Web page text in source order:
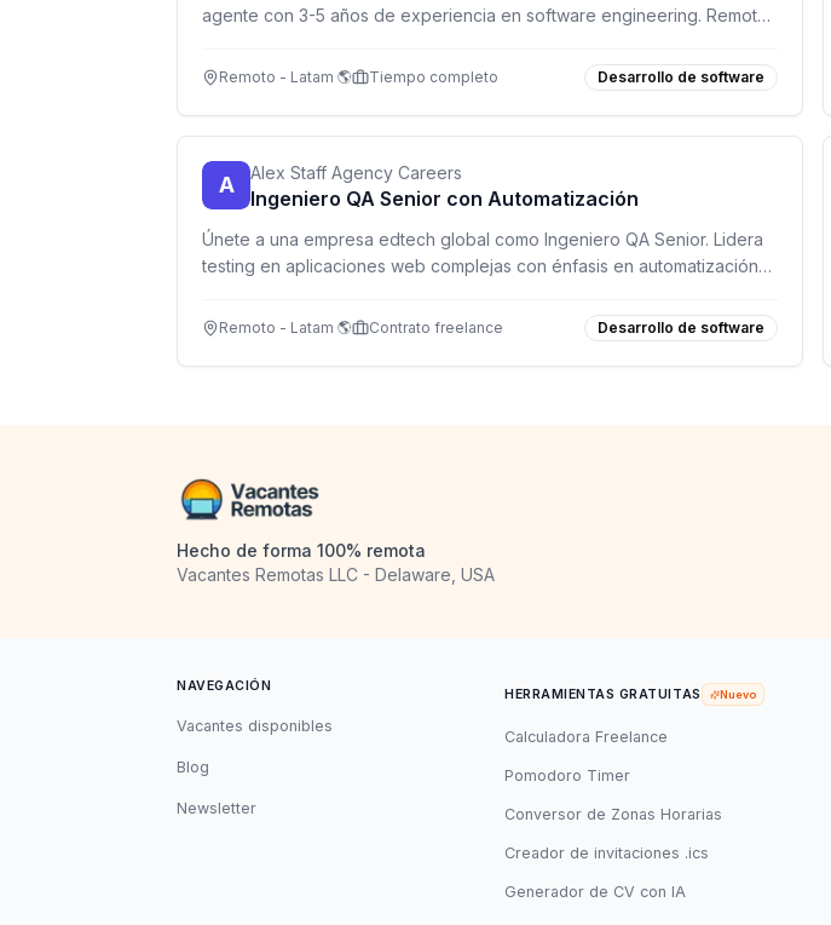
agente con 3-5 años de experiencia en software engineering. Remoto,
Remoto - Latam 🌎 Tiempo completo Desarrollo de software
A Alex Staff Agency Careers
Ingeniero QA Senior con Automatización
Únete a una empresa edtech global como Ingeniero QA Senior. Lidera
testing en aplicaciones web complejas con énfasis en automatización
Remoto - Latam 🌎 Contrato freelance Desarrollo de software
Hecho de forma 100% remota
Vacantes Remotas LLC - Delaware, USA
NAVEGACIÓN
Vacantes disponibles
Blog
Newsletter
HERRAMIENTAS GRATUITAS Nuevo
Calculadora Freelance
Pomodoro Timer
Conversor de Zonas Horarias
Creador de invitaciones .ics
Generador de CV con IA